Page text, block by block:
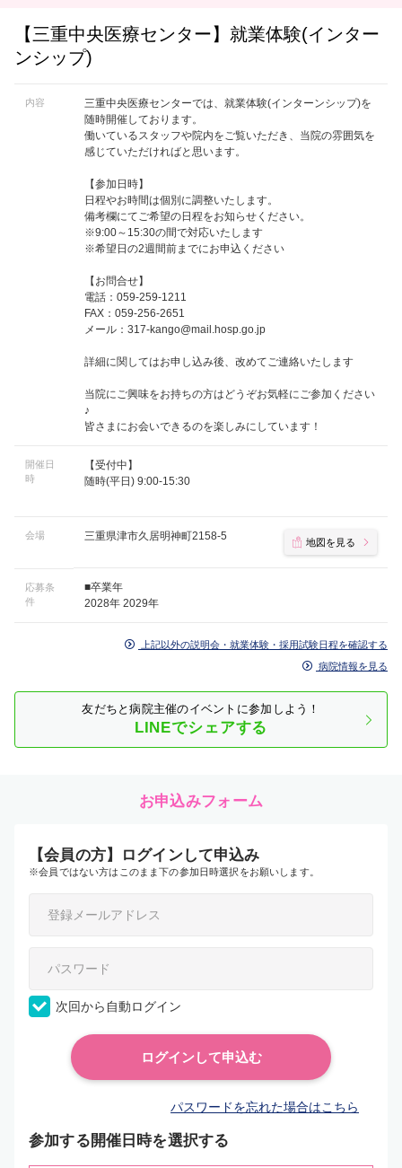
【三重中央医療センター】就業体験(インター
ンシップ)
内容
三重中央医療センターでは、就業体験(インターンシップ)を
随時開催しております。
働いているスタッフや院内をご覧いただき、当院の雰囲気を
感じていただければと思います。
【参加日時】
日程やお時間は個別に調整いたします。
備考欄にてご希望の日程をお知らせください。
※9:00～15:30の間で対応いたします
※希望日の2週間前までにお申込ください
【お問合せ】
電話：059-259-1211
FAX：059-256-2651
メール： 317-kango@mail.hosp.go.jp
詳細に関してはお申し込み後、改めてご連絡いたします
当院にご興味をお持ちの方はどうぞお気軽にご参加ください
♪
皆さまにお会いできるのを楽しみにしています！
開催日
時
【受付中】
随時(平日) 9:00-15:30
会場 三重県津市久居明神町2158-5 地図を見る
応募条
件
■卒業年
2028年 2029年
上記以外の説明会・就業体験・採用試験日程を確認する
病院情報を見る
友だちと病院主催のイベントに参加しよう！
LINEでシェアする
お申込みフォーム
【会員の方】ログインして申込み
※会員ではない方はこのまま下の参加日時選択をお願いします。
次回から自動ログイン
パスワードを忘れた場合はこちら
参加する開催日時を選択する